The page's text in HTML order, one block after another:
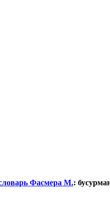
Фасмера М.: